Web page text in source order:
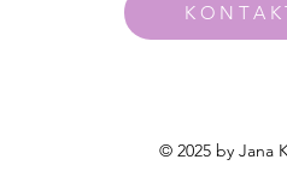
© 2025 by Jana